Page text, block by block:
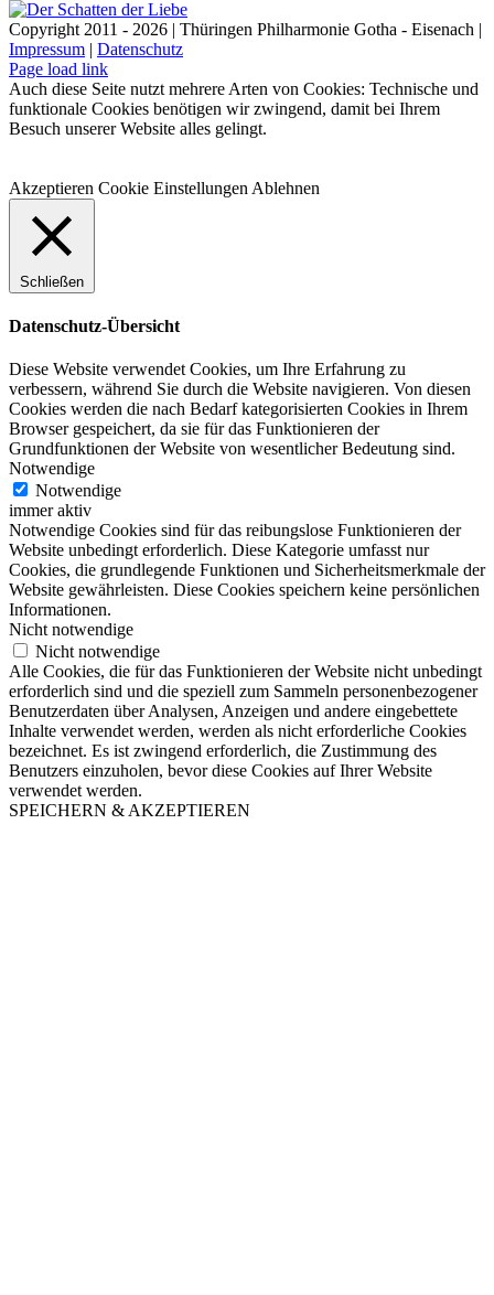
Copyright 2011 - 2026 | Thüringen Philharmonie Gotha - Eisenach |
Impressum | Datenschutz
Facebook
Instagram
WhatsApp
YouTube
E-
Mail
Telefon
Page load link
Auch diese Seite nutzt mehrere Arten von Cookies: Technische und
funktionale Cookies benötigen wir zwingend, damit bei Ihrem
Besuch unserer Website alles gelingt.
Akzeptieren Cookie Einstellungen Ablehnen
Schließen
Datenschutz-Übersicht
Diese Website verwendet Cookies, um Ihre Erfahrung zu
verbessern, während Sie durch die Website navigieren. Von diesen
Cookies werden die nach Bedarf kategorisierten Cookies in Ihrem
Browser gespeichert, da sie für das Funktionieren der
Grundfunktionen der Website von wesentlicher Bedeutung sind.
Notwendige
Notwendige
immer aktiv
Notwendige Cookies sind für das reibungslose Funktionieren der
Website unbedingt erforderlich. Diese Kategorie umfasst nur
Cookies, die grundlegende Funktionen und Sicherheitsmerkmale der
Website gewährleisten. Diese Cookies speichern keine persönlichen
Informationen.
Nicht notwendige
Nicht notwendige
Alle Cookies, die für das Funktionieren der Website nicht unbedingt
erforderlich sind und die speziell zum Sammeln personenbezogener
Benutzerdaten über Analysen, Anzeigen und andere eingebettete
Inhalte verwendet werden, werden als nicht erforderliche Cookies
bezeichnet. Es ist zwingend erforderlich, die Zustimmung des
Benutzers einzuholen, bevor diese Cookies auf Ihrer Website
verwendet werden.
SPEICHERN & AKZEPTIEREN